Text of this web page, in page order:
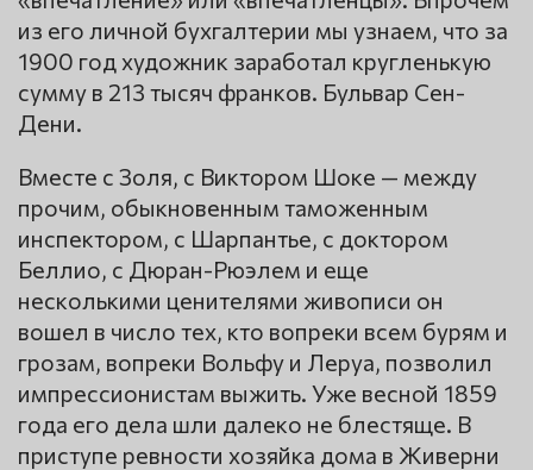
из его личной бухгалтерии мы узнаем, что за
1900 год художник заработал кругленькую
сумму в 213 тысяч франков. Бульвар Сен-
Дени.
Вместе с Золя, с Виктором Шоке — между
прочим, обыкновенным таможенным
инспектором, с Шарпантье, с доктором
Беллио, с Дюран-Рюэлем и еще
несколькими ценителями живописи он
вошел в число тех, кто вопреки всем бурям и
грозам, вопреки Вольфу и Леруа, позволил
импрессионистам выжить. Уже весной 1859
года его дела шли далеко не блестяще. В
приступе ревности хозяйка дома в Живерни